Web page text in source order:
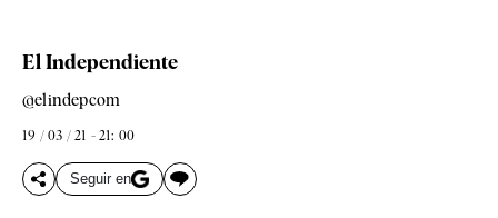
El Independiente
@elindepcom
19 / 03 / 21 - 21: 00
Seguir en